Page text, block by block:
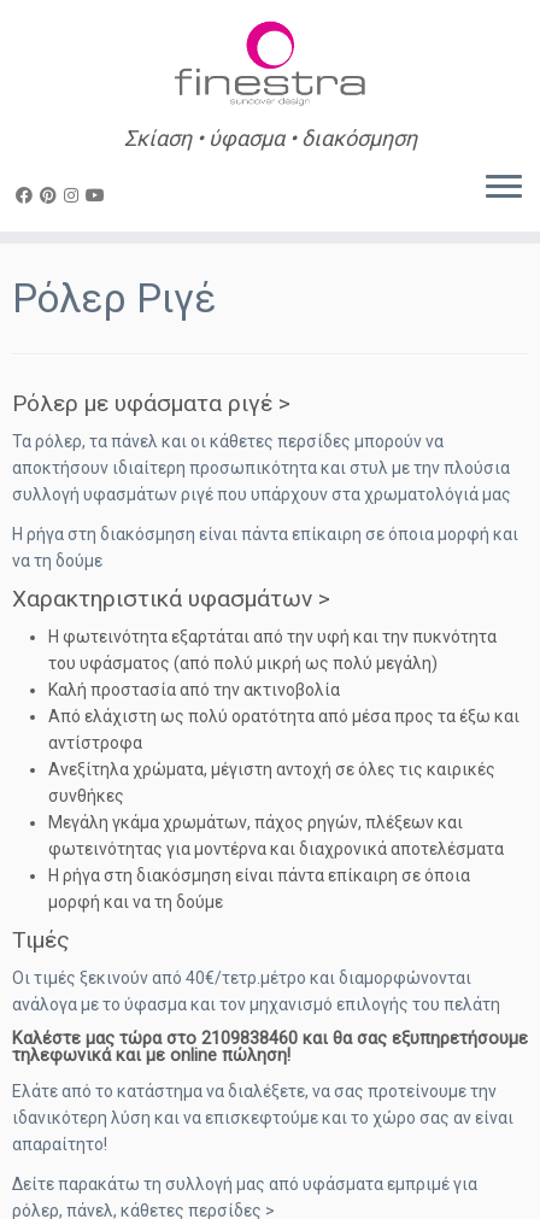
content
Σκίαση • ύφασμα • διακόσμηση
Ρόλερ Ριγέ
Ρόλερ με υφάσματα ριγέ >
Τα ρόλερ, τα πάνελ και οι κάθετες περσίδες μπορούν να
αποκτήσουν ιδιαίτερη προσωπικότητα και στυλ με την πλούσια
συλλογή υφασμάτων ριγέ που υπάρχουν στα χρωματολόγιά μας
Η ρήγα στη διακόσμηση είναι πάντα επίκαιρη σε όποια μορφή και
να τη δούμε
Χαρακτηριστικά υφασμάτων >
Η φωτεινότητα εξαρτάται από την υφή και την πυκνότητα
του υφάσματος (από πολύ μικρή ως πολύ μεγάλη)
Καλή προστασία από την ακτινοβολία
Από ελάχιστη ως πολύ ορατότητα από μέσα προς τα έξω και
αντίστροφα
Ανεξίτηλα χρώματα, μέγιστη αντοχή σε όλες τις καιρικές
συνθήκες
Μεγάλη γκάμα χρωμάτων, πάχος ρηγών, πλέξεων και
φωτεινότητας για μοντέρνα και διαχρονικά αποτελέσματα
Η ρήγα στη διακόσμηση είναι πάντα επίκαιρη σε όποια
μορφή και να τη δούμε
Τιμές
Οι τιμές ξεκινούν από 40€/τετρ.μέτρο και διαμορφώνονται
ανάλογα με το ύφασμα και τον μηχανισμό επιλογής του πελάτη
Καλέστε μας τώρα στο 2109838460 και θα σας εξυπηρετήσουμε
τηλεφωνικά και με online πώληση!
Ελάτε από το κατάστημα να διαλέξετε, να σας προτείνουμε την
ιδανικότερη λύση και να επισκεφτούμε και το χώρο σας αν είναι
απαραίτητο!
Δείτε παρακάτω τη συλλογή μας από υφάσματα εμπριμέ για
ρόλερ, πάνελ, κάθετες περσίδες >